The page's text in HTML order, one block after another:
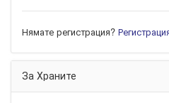
Нямате регистрация?
За Храните